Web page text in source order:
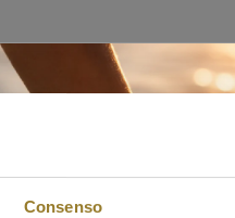
Consenso